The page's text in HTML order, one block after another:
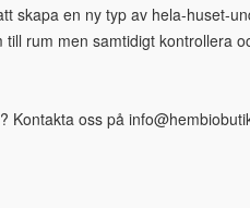
skapa en ny typ av hela-huset-
rum men samtidigt kontrollera
Kontakta oss på